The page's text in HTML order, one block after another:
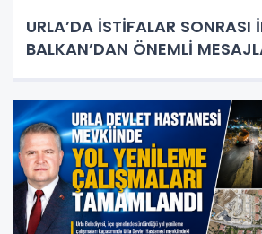
URLA’DA İSTİFALAR SONRASI
BALKAN’DAN ÖNEMLİ